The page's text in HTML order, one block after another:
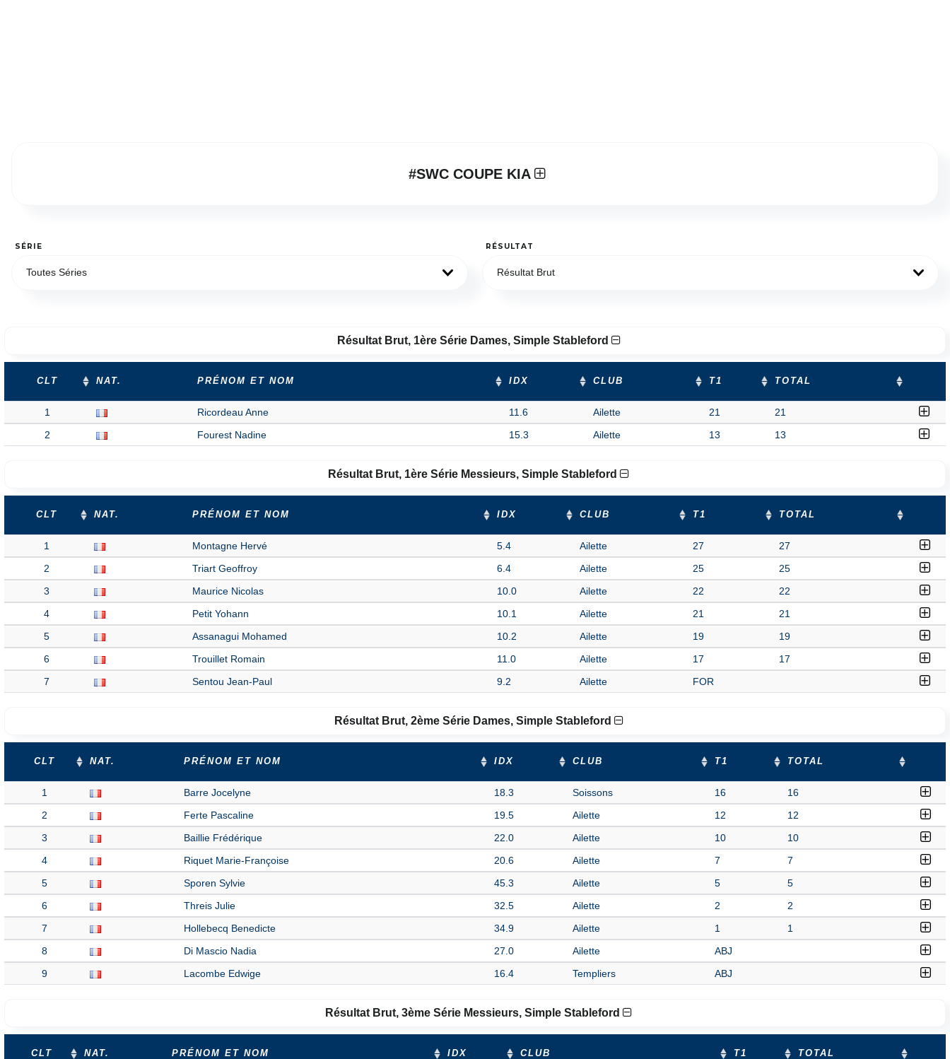
#SWC COUPE KIA
SÉRIE
Toutes Séries
RÉSULTAT
Résultat Brut
Résultat Brut, 1ère Série Dames, Simple Stableford
CLT NAT. PRÉNOM ET NOM IDX CLUB T1 TOTAL
1 Ricordeau Anne 11.6 Ailette 21
21
2
Fourest Nadine 15.3 Ailette 13 13
Résultat Brut, 1ère Série Messieurs, Simple Stableford
CLT NAT. PRÉNOM ET NOM IDX CLUB T1 TOTAL
1 Montagne Hervé 5.4 Ailette 27
27
2
Triart Geoffroy 6.4 Ailette 25
25
3
Maurice Nicolas 10.0 Ailette 22
22
4
Petit Yohann 10.1 Ailette 21
21
5
Assanagui Mohamed 10.2 Ailette 19
19
6
Trouillet Romain 11.0 Ailette 17
17
7
Sentou Jean-Paul 9.2 Ailette FOR
Résultat Brut, 2ème Série Dames, Simple Stableford
CLT NAT. PRÉNOM ET NOM IDX CLUB T1 TOTAL
1 Barre Jocelyne 18.3 Soissons 16
16
2
Ferte Pascaline 19.5 Ailette 12
12
3
Baillie Frédérique 22.0 Ailette 10
10
4
Riquet Marie-Françoise 20.6 Ailette 7
7
5
Sporen Sylvie 45.3 Ailette 5
5
6
Threis Julie 32.5 Ailette 2
2
7
Hollebecq Benedicte 34.9 Ailette 1
1
8
Di Mascio Nadia 27.0 Ailette
ABJ
9
Lacombe Edwige 16.4 Templiers ABJ
Résultat Brut, 3ème Série Messieurs, Simple Stableford
CLT NAT. PRÉNOM ET NOM IDX CLUB T1 TOTAL